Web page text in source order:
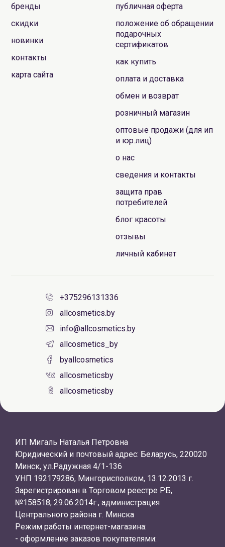
бренды
скидки
новинки
контакты
карта сайта
публичная оферта
положение об обращении
подарочных
сертификатов
как купить
оплата и доставка
обмен и возврат
розничный магазин
оптовые продажи (для ип
и юр.лиц)
о нас
сведения и контакты
защита прав
потребителей
блог красоты
отзывы
личный кабинет
+375296131336
allcosmetics.by
info@allcosmetics.by
allcosmetics_by
byallcosmetics
allcosmeticsby
allcosmeticsby
ИП Мигаль Наталья Петровна
Юридический и почтовый адрес: Беларусь, 220020
Минск, ул.Радужная 4/1-136
УНП 192179286, Мингорисполком, 13.12.2013 г.
Зарегистрирован в Торговом реестре РБ,
№158518, 29.06.2014г., администрация
Центрального района г. Минска
Режим работы интернет-магазина:
- оформление заказов покупателями: